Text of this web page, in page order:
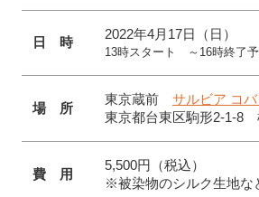
日 時
2022年4月17日（日）
13時スタート ～16時終了
場 所
東京蔵前 サルビア コバ
東京都台東区駒形2-1-8
費 用
5,500円（税込）
※被染物のシルク生地な